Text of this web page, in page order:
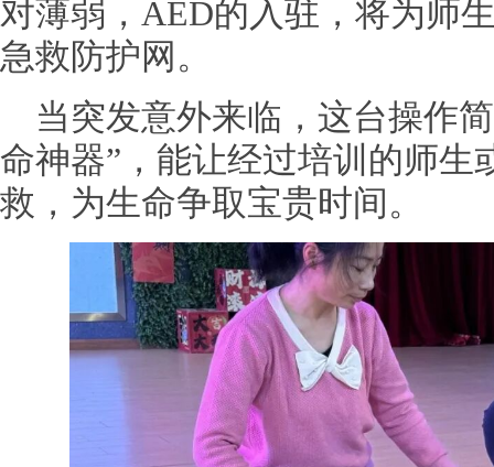
对薄弱，AED的入驻，将为师
急救防护网。
当突发意外来临，这台操作
命神器”，能让经过培训的师生
救，为生命争取宝贵时间。